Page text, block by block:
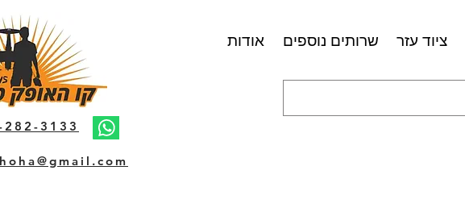
ציוד עזר שרותים נוספים אודות
282-3133